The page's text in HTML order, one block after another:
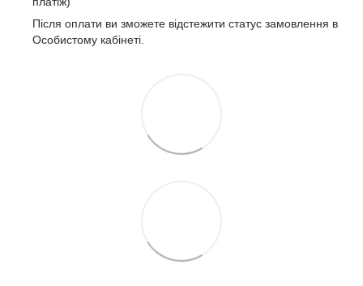
Після оплати ви зможете відстежити статус замовлення в
Особистому кабінеті.